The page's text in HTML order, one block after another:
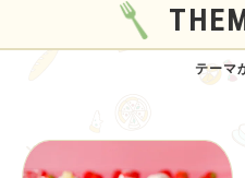
テーマ